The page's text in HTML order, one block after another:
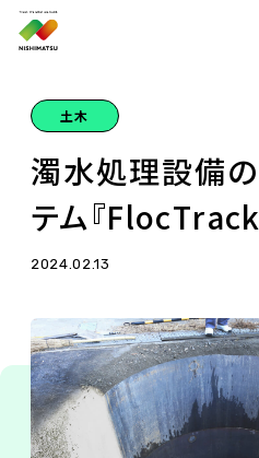
土木
濁水処理設備の
テム『FlocTrack
2024.02.13